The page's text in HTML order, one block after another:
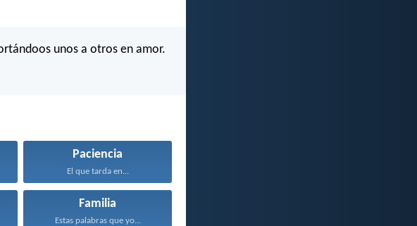
unos a otros en amor.
Paciencia
El que tarda en...
Familia
Estas palabras que yo...